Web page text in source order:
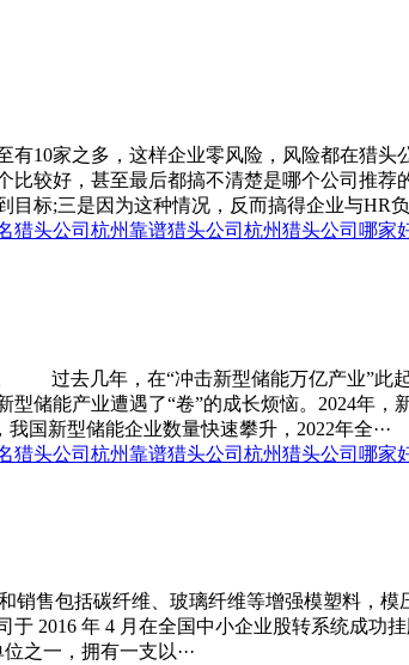
10家之多，这样企业零风险，风险都在猎头
较好，甚至最后都搞不清楚是哪个公司推荐
标;三是因为这种情况，反而搞得企业与HR负
猎头公司 杭州靠谱猎头公司 杭州猎头公司哪家
过去几年，在“冲击新型储能万亿产业”此
储能产业遭遇了“卷”的成长烦恼。2024年，
型储能企业数量快速攀升，2022年全···
猎头公司 杭州靠谱猎头公司 杭州猎头公司哪家
售包括碳纤维、玻璃纤维等增强模塑料，模
2016 年 4 月在全国中小企业股转系统成功
之一，拥有一支以···